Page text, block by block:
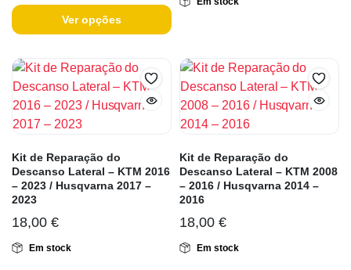
Ver opções
Kit de Reparação do
Descanso Lateral – KTM 2016
– 2023 / Husqvarna 2017 –
2023
18,00 €
Em stock
Kit de Reparação do
Descanso Lateral – KTM 2008
– 2016 / Husqvarna 2014 –
2016
18,00 €
Em stock